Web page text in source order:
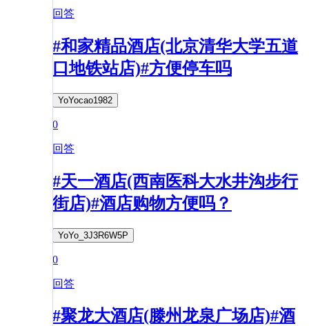
回答
#和家精品酒店(北京清华大学五道
口地铁站店)#方便停车吗
YoYocao1982
0
回答
#天一酒店(西南医科大水井沟步行
街店)#酒店购物方便吗？
YoYo_3J3R6W5P
0
回答
#聚龙大酒店(滕州龙泉广场店)#酒